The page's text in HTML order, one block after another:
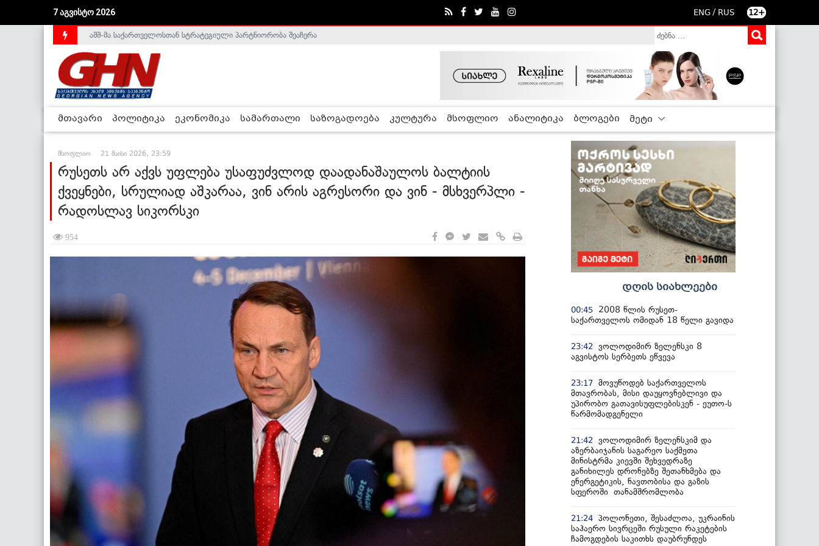
7 აგვისტო 2026 ENG / RUS 12+
საქართველოს დე-ფაქტო მთავრობა არალეგიტიმურია - ჰელსინკის კომისია
აშშ-მა საქართველოსთან სტრატეგიული პარტნიორობა შეაჩერა
მთავარი პოლიტიკა ეკონომიკა სამართალი საზოგადოება კულტურა მსოფლიო ანალიტიკა ბლოგები მეტი
მსოფლიო 21 მაისი 2026, 23:59
რუსეთს არ აქვს უფლება უსაფუძვლოდ დაადანაშაულოს ბალტიის
ქვეყნები, სრულიად აშკარაა, ვინ არის აგრესორი და ვინ - მსხვერპლი -
რადოსლავ სიკორსკი
954
დღის სიახლეები
00:45
2008 წლის რუსეთ-
საქართველოს ომიდან 18 წელი გავიდა
23:42
ვოლოდიმირ ზელენსკი 8
აგვისტოს სერბეთს ეწვევა
23:17 მოვუწოდებ საქართველოს
მთავრობას, მისი დაუყოვნებლივი და
უპირობო გათავისუფლებისკენ - ეუთო-ს
წარმომადგენელი
21:42
ვოლოდიმირ ზელენსკიმ და
აზერბაიჯანის საგარეო საქმეთა
მინისტრმა კიევში შეხვედრაზე
განიხილეს დრონებზე შეთანხმება და
ენერგეტიკის, ნავთობისა და გაზის
სფეროში თანამშრომლობა
21:24 პოლონეთი, შესაძლოა, უკრაინის
საჰაერო სივრცეში რუსული რაკეტების
ჩამოგდების საკითხს დაუბრუნდეს